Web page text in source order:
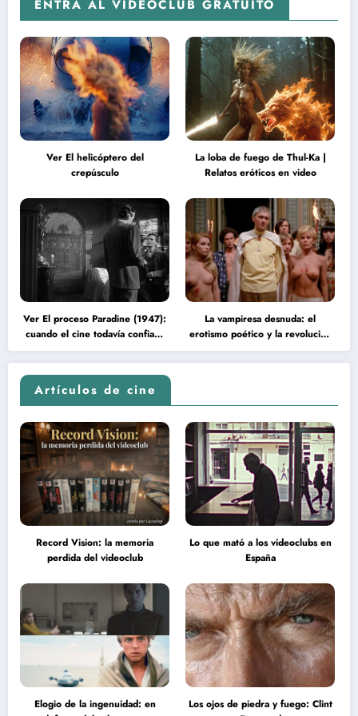
ENTRA AL VIDEOCLUB GRATUITO
Ver El helicóptero del
crepúsculo
La loba de fuego de Thul-Ka |
Relatos eróticos en video
Ver El proceso Paradine (1947):
cuando el cine todavía confiaba
en la inteligencia del espectador
La vampiresa desnuda: el
erotismo poético y la revolución
psicodélica de Jean Rollin
Artículos de cine
Record Vision: la memoria
perdida del videoclub
Lo que mató a los videoclubs en
España
Elogio de la ingenuidad: en
Los ojos de piedra y fuego: Clint